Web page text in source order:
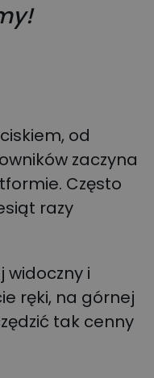
od
zaczyna
Często
razy
widoczny i
ręki, na górnej
tak cenny